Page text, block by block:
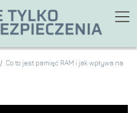
/ Co to jest pamięć RAM i jak wpływa na